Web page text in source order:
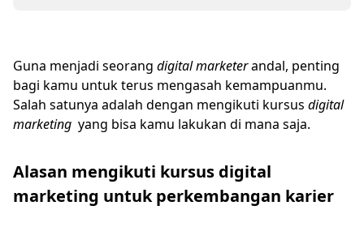
Guna menjadi seorang digital marketerandal, penting
bagi kamu untuk terus mengasah kemampuanmu.
Salah satunya adalah dengan mengikuti kursus digital
marketing yang bisa kamu lakukan di mana saja.
Alasan mengikuti kursus digital
marketing untuk perkembangan karier